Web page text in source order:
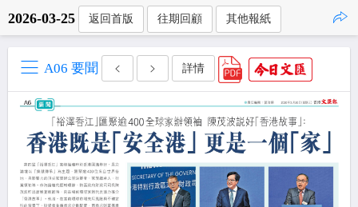
2026-03-25 返回首版 往期回顧 其他報紙
A06 要聞 詳情